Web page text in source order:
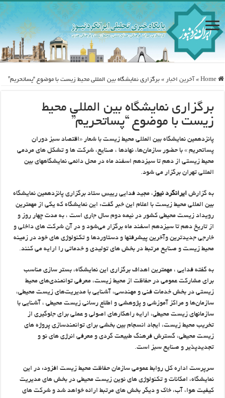
Home
» آخرین اخبار » برگزاری نمایشگاه بین المللی محیط زیست با موضوع “پساتحریم”
برگزاری نمایشگاه بین المللی محیط
زیست با موضوع “پساتحریم”
پانزدهمین نمایشگاه بین المللی محیط زیست با شعار «اقتصاد سبز دوران
پساتحریم » با حضور سازمان‌ها، نهادها ، صنایع، شرکت ها و تشکل های مردمی
محیط زیستی از دهم تا سیزدهم اسفند ماه در محل دائمی نمایشگاههای بین
المللی تهران برگزار می شود.
به گزارشایرانگرد نیوز، مجید فدایی رییس ستاد برگزاری پانزدهمین نمایشگاه
بین المللی محیط زیست با اعلام این خبر گفت: این نمایشگاه که یکی از مهمترین
رویداد زیست محیطی کشور در نیمه دوم سال جاری است ، به مدت چهار روز و
از تاریخ دهم تا سیزدهم اسفند ماه برگزار می‌شود و در آن شرکت های داخلی و
خارجی جدیدترین وآخرین پیشرفتها و دستاوردها و تکنولوژی های خود در زمینه
محیط زیست و صنایع مرتبط در بخش های تولیدی و خدماتی را ارایه می کنند.
به گفته فدایی ، مهمترین اهداف برگزاری این نمایشگاه، بستر سازی مناسب
برای مشارکت عمومی در حفاظت از محیط زیست، معرفی توانمندی‌های محیط
زیستی در بخش خدمات فنی و مهندسی، آشنایی با مدیریت‌های زیست محیطی،
سازمان‌ها و مراکز آموزشی و پژوهشی و اطلاع رسانی زیست محیطی ، آشنایی با
سازمانهای زیست محیطی، ارایه راهکارهای اصولی و عملی برای جلوگیری از
تخریب محیط زیست، ایجاد انسجام بین بخشی برای توانمندسازی پروژه های
زیست محیطی، گسترش فرهنگ طبیعت گردی و معرفی انرژی های نو و
تجدیدپذیر و صنایع سبز است.
سرپرست اداره کل روابط عمومی سازمان حفاظت محیط زیست افزود: در این
نمایشگاه، امکانات و تکنولوژی های نوین زیست محیطی در بخش های مدیریت
کیفیت هوا، آب، خاک و دیگر بخش های مرتبط ارائه خواهد شد و شرکت های